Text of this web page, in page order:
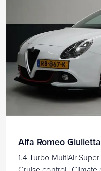
Alfa Romeo Giulietta
1.4 Turbo MultiAir